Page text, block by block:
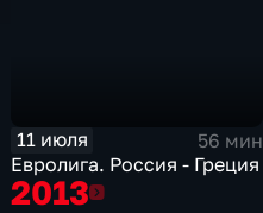
11 июля
56 мин
Евролига. Россия - Греция
20132013